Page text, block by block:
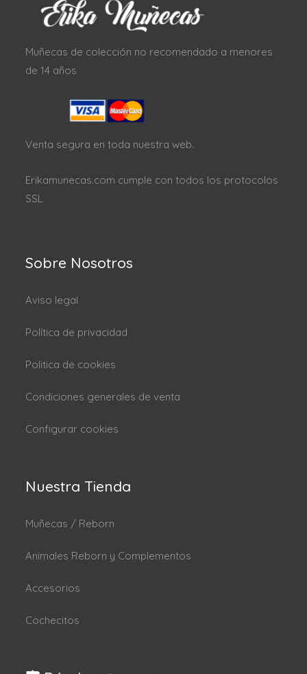
Muñecas de colección no recomendado a menores
de 14 años
Venta segura en toda nuestra web.
Erikamunecas.com cumple con todos los protocolos
SSL
Sobre Nosotros
Aviso legal
Política de privacidad
Politica de cookies
Condiciones generales de venta
Configurar cookies
Nuestra Tienda
Muñecas / Reborn
Animales Reborn y Complementos
Accesorios
Cochecitos